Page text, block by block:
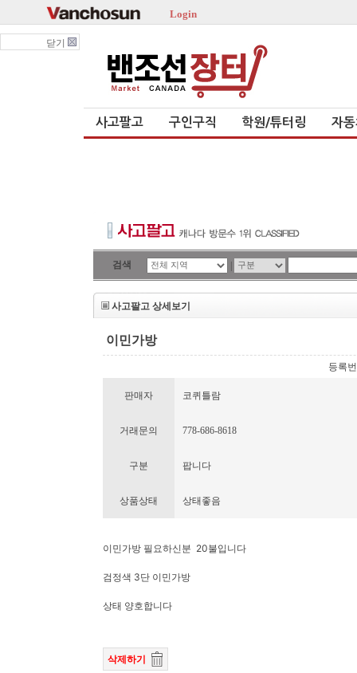
Login
닫기
사고팔고 구인구직 학원/튜터링 자
검색 |
사고팔고 상세보기
이민가방
등록
판매자 코퀴틀람
거래문의 778-686-8618
구분 팝니다
상품상태 상태좋음
이민가방 필요하신분 20불입니다
검정색 3단 이민가방
상태 양호합니다
삭제하기